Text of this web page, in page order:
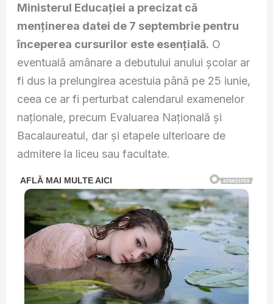
Ministerul Educației a precizat că
menținerea datei de 7 septembrie pentru
începerea cursurilor este esențială. O
eventuală amânare a debutului anului școlar ar
fi dus la prelungirea acestuia până pe 25 iunie,
ceea ce ar fi perturbat calendarul examenelor
naționale, precum Evaluarea Națională și
Bacalaureatul, dar și etapele ulterioare de
admitere la liceu sau facultate.